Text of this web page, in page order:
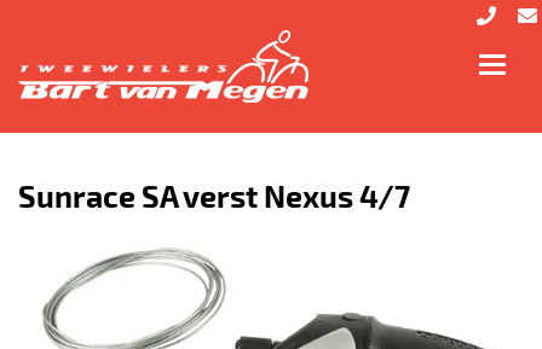
Sunrace SA verst Nexus 4/7